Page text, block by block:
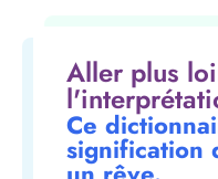
Aller plus
Ce
signification